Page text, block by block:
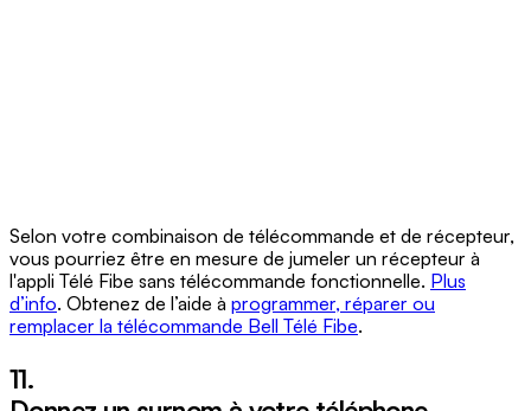
Selon votre combinaison de télécommande et de récepteur,
vous pourriez être en mesure de jumeler un récepteur à
l'appli Télé Fibe sans télécommande fonctionnelle. Plus
d’info. Obtenez de l’aide à programmer, réparer ou
remplacer la télécommande Bell Télé Fibe.
11.